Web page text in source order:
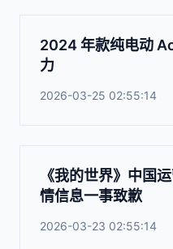
2024 年款纯电动
力
2026-03-25 02:55:14
《我的世界》中国
情信息一事致歉
2026-03-23 02:55:14